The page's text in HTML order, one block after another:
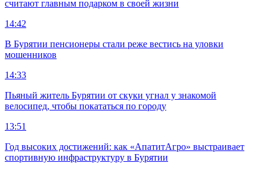
считают главным подарком в своей жизни
14:42
В Бурятии пенсионеры стали реже вестись на уловки
мошенников
14:33
Пьяный житель Бурятии от скуки угнал у знакомой
велосипед, чтобы покататься по городу
13:51
Год высоких достижений: как «АпатитАгро» выстраивает
спортивную инфраструктуру в Бурятии